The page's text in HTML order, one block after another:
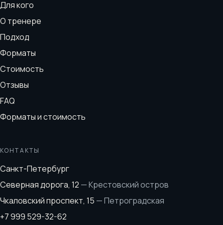
Для кого
О тренере
Подход
Форматы
Стоимость
Отзывы
FAQ
Форматы и стоимость
КОНТАКТЫ
Санкт-Петербург
Северная дорога, 12 —Крестовский остров
Чкаловский проспект, 15 —Петроградская
+7 999 529-32-62